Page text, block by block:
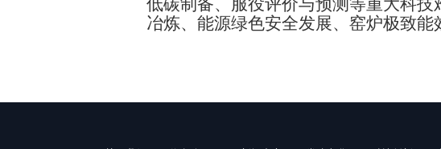
低碳制备、服役评价与预测等重大科
冶炼、能源绿色安全发展、窑炉极致能